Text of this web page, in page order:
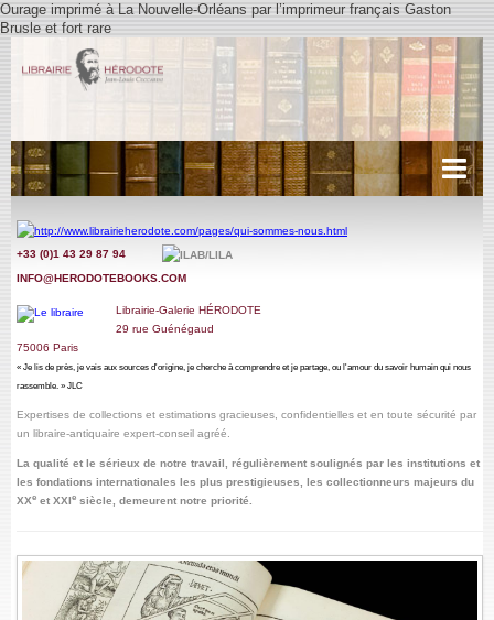
Ourage imprimé à La Nouvelle-Orléans par l’imprimeur français Gaston
Brusle et fort rare
Récits de voyages
Littérature
Livres d'Heures, Manuscrits.
Miscellanées
Photographies
+33 (0)1 43 29 87 94
INFO@HERODOTEBOOKS.COM
Librairie-Galerie HÉRODOTE
29 rue Guénégaud
75006 Paris
« Je lis de près, je vais aux sources d'origine, je cherche à comprendre et je partage, ou l'amour du savoir humain qui nous
rassemble. » JLC
Expertises de collections et estimations gracieuses, confidentielles et en toute sécurité par
un libraire-antiquaire expert-conseil agréé.
La qualité et le sérieux de notre travail, régulièrement soulignés par les institutions et
les fondations internationales les plus prestigieuses, les collectionneurs majeurs du
XXe et XXIe siècle, demeurent notre priorité.